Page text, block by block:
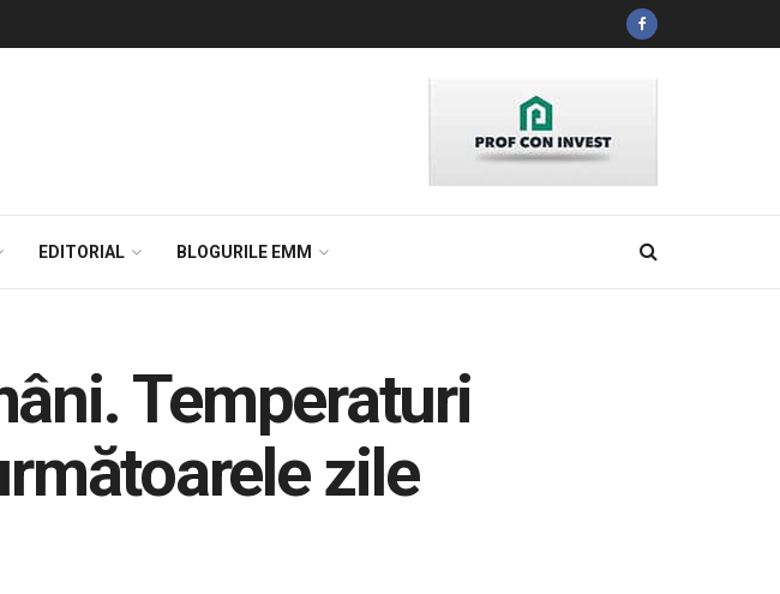
EDITORIAL BLOGURILE EMM
Temperaturi
zile